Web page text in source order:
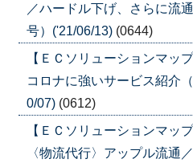
／ハードル下げ、さらに流
号）('21/06/13) (0644)
【ＥＣソリューションマッ
コロナに強いサービス紹介
0/07) (0612)
【ＥＣソリューションマッ
〈物流代行〉アップル流通